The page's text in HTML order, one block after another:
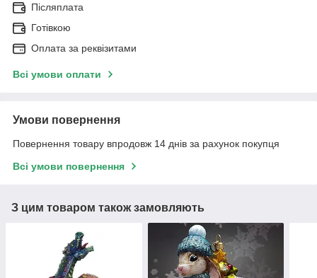
Післяплата
Готівкою
Оплата за реквізитами
Всі умови оплати
Умови повернення
Повернення товару впродовж 14 днів за рахунок покупця
Всі умови повернення
З цим товаром також замовляють